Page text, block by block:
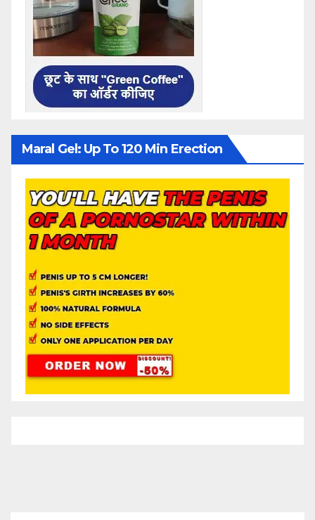
Maral Gel: Up To 120 Min Erection